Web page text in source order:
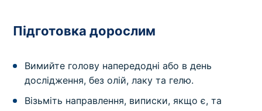
Підготовка дорослим
Вимийте голову напередодні або в день
дослідження, без олій, лаку та гелю.
Візьміть направлення, виписки, якщо є, та